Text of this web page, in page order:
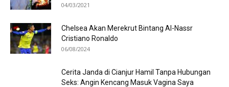
04/03/2021
Chelsea Akan Merekrut Bintang Al-Nassr
Cristiano Ronaldo
06/08/2024
Cerita Janda di Cianjur Hamil Tanpa Hubungan
Seks: Angin Kencang Masuk Vagina Saya